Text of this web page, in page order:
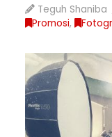
Teguh Shaniba
Promosi,